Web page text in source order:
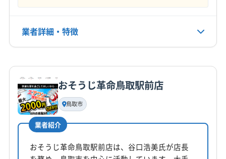
(岡山県) 瀬戸内市
(岡山県) 浅口市
(岡山県) 倉敷市
(岡山県) 総社市
(岡山県) 苫田郡鏡野町
(岡山県) 和気郡和気町
(広島県) 三原市
(広島県) 尾道市
(広島県) 府中市
(広島県) 福山市
公式サイトなし
業者詳細・特徴
基本情報
代表者名
平川昭二
所在地
岡山県岡山市南区福富西2-6-3 ラ-パルテ-ル福富弐番館
おそうじ革命鳥取駅前店
鳥取市
業者紹介
おそうじ革命鳥取駅前店は、谷口浩美氏が店長